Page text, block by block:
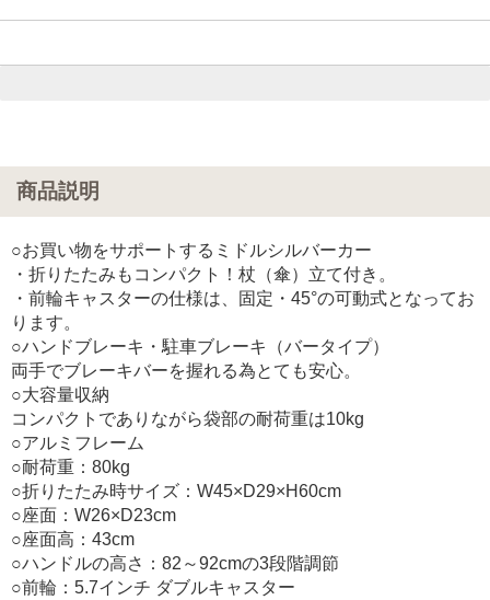
商品説明
○お買い物をサポートするミドルシルバーカー
・折りたたみもコンパクト！杖（傘）立て付き。
・前輪キャスターの仕様は、固定・45°の可動式となってお
ります。
○ハンドブレーキ・駐車ブレーキ（バータイプ）
両手でブレーキバーを握れる為とても安心。
○大容量収納
コンパクトでありながら袋部の耐荷重は10kg
○アルミフレーム
○耐荷重：80kg
○折りたたみ時サイズ：W45×D29×H60cm
○座面：W26×D23cm
○座面高：43cm
○ハンドルの高さ：82～92cmの3段階調節
○前輪：5.7インチ ダブルキャスター